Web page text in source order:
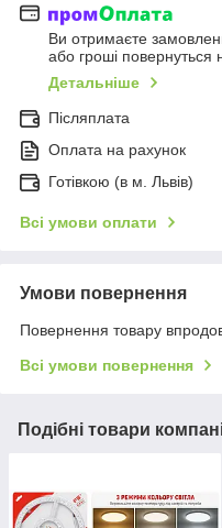
Ви отримаєте
або гроші повернуться
Детальніше
Післяплата
Оплата на рахунок
Готівкою (в м. Львів)
Всі умови оплати
Умови повернення
Повернення товару
Всі умови повернення
Подібні товари